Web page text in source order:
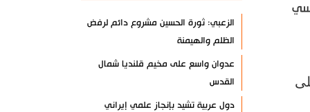
الزعبي: ثورة الحسين مشروع دائم لرفض
الظلم والهيمنة
عدوان واسع على مخيم قلنديا شمال
القدس
دول عربية تشيد بإنجاز علمي إيراني